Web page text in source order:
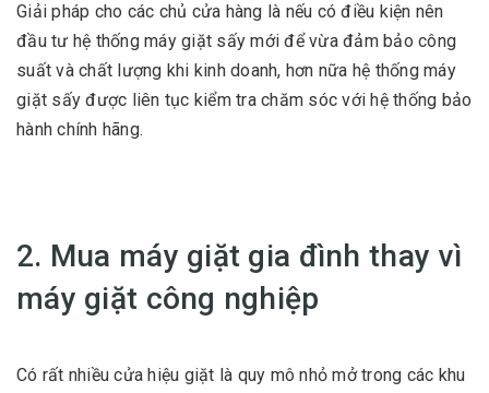
Giải pháp cho các chủ cửa hàng là nếu có điều kiện nên
đầu tư hệ thống máy giặt sấy mới để vừa đảm bảo công
suất và chất lượng khi kinh doanh, hơn nữa hệ thống máy
giặt sấy được liên tục kiểm tra chăm sóc với hệ thống bảo
hành chính hãng.
2. Mua máy giặt gia đình thay vì
máy giặt công nghiệp
Có rất nhiều cửa hiệu giặt là quy mô nhỏ mở trong các khu